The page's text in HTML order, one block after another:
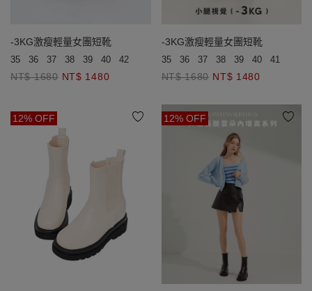
-3KG激瘦輕量女團短靴
35 36 37 38 39 40 42
NT$ 1680 NT$ 1480
-3KG激瘦輕量女團短靴
35 36 37 38 39 40 41
NT$ 1680 NT$ 1480
12% OFF 12% OFF